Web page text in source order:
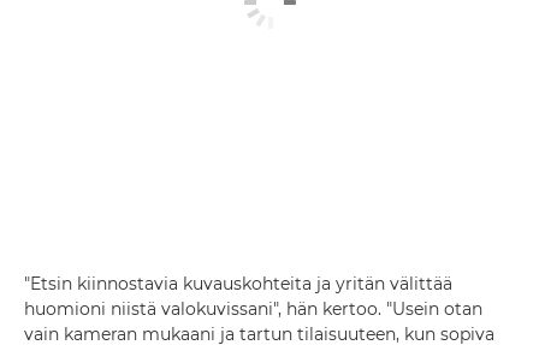
"Etsin kiinnostavia kuvauskohteita ja yritän välittää
huomioni niistä valokuvissani", hän kertoo. "Usein otan
vain kameran mukaani ja tartun tilaisuuteen, kun sopiva